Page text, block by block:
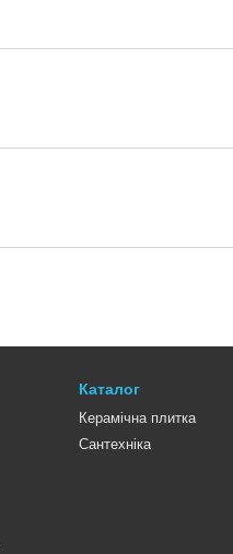
Каталог
Керамічна плитка
Сантехніка